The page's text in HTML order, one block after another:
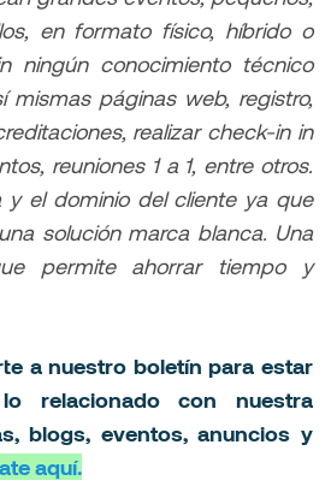
en formato físico, híbrido o
ningún conocimiento técnico
mismas páginas web, registro,
realizar check-in in
reuniones 1 a 1, entre otros.
y el dominio del cliente ya que
solución marca blanca. Una
permite ahorrar tiempo y
a nuestro boletín para estar
relacionado con nuestra
blogs, eventos, anuncios y
aquí.